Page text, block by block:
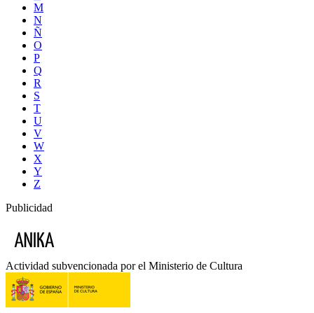
M
N
Ñ
O
P
Q
R
S
T
U
V
W
X
Y
Z
Publicidad
Actividad subvencionada por el Ministerio de Cultura